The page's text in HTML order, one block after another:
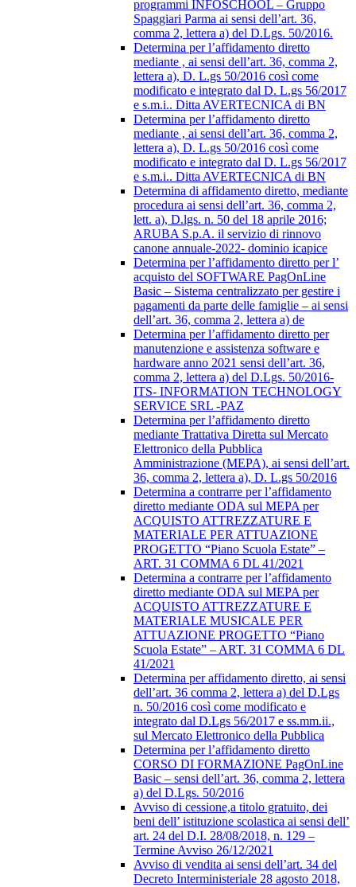
programmi INFOSCHOOL – Gruppo
Spaggiari Parma ai sensi dell’art. 36,
comma 2, lettera a) del D.Lgs. 50/2016.
Determina per l’affidamento diretto
mediante , ai sensi dell’art. 36, comma 2,
lettera a), D. L.gs 50/2016 così come
modificato e integrato dal D. L.gs 56/2017
e s.m.i.. Ditta AVERTECNICA di BN
Determina per l’affidamento diretto
mediante , ai sensi dell’art. 36, comma 2,
lettera a), D. L.gs 50/2016 così come
modificato e integrato dal D. L.gs 56/2017
e s.m.i.. Ditta AVERTECNICA di BN
Determina di affidamento diretto, mediante
procedura ai sensi dell’art. 36, comma 2,
lett. a), D.lgs. n. 50 del 18 aprile 2016;
ARUBA S.p.A. il servizio di rinnovo
canone annuale-2022- dominio icapice
Determina per l’affidamento diretto per l’
acquisto del SOFTWARE PagOnLine
Basic – Sistema centralizzato per gestire i
pagamenti da parte delle famiglie – ai sensi
dell’art. 36, comma 2, lettera a) de
Determina per l’affidamento diretto per
manutenzione e assistenza software e
hardware anno 2021 sensi dell’art. 36,
comma 2, lettera a) del D.Lgs. 50/2016-
ITS- INFORMATION TECHNOLOGY
SERVICE SRL -PAZ
Determina per l’affidamento diretto
mediante Trattativa Diretta sul Mercato
Elettronico della Pubblica
Amministrazione (MEPA), ai sensi dell’art.
36, comma 2, lettera a), D. L.gs 50/2016
Determina a contrarre per l’affidamento
diretto mediante ODA sul MEPA per
ACQUISTO ATTREZZATURE E
MATERIALE PER ATTUAZIONE
PROGETTO “Piano Scuola Estate” –
ART. 31 COMMA 6 DL 41/2021
Determina a contrarre per l’affidamento
diretto mediante ODA sul MEPA per
ACQUISTO ATTREZZATURE E
MATERIALE MUSICALE PER
ATTUAZIONE PROGETTO “Piano
Scuola Estate” – ART. 31 COMMA 6 DL
41/2021
Determina per affidamento diretto, ai sensi
dell’art. 36 comma 2, lettera a) del D.Lgs
n. 50/2016 così come modificato e
integrato dal D.Lgs 56/2017 e ss.mm.ii.,
sul Mercato Elettronico della Pubblica
Determina per l’affidamento diretto
CORSO DI FORMAZIONE PagOnLine
Basic – sensi dell’art. 36, comma 2, lettera
a) del D.Lgs. 50/2016
Avviso di cessione,a titolo gratuito, dei
beni dell’ istituzione scolastica ai sensi dell’
art. 24 del D.I. 28/08/2018, n. 129 –
Termine Avviso 26/12/2021
Avviso di vendita ai sensi dell’art. 34 del
Decreto Interministeriale 28 agosto 2018,